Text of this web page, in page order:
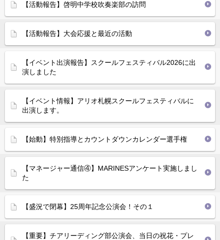
【活動報告】啓明中学校吹奏楽部の訪問
【活動報告】大会応援と最近の活動
【イベント出演報告】スクールフェスティバル2026に出
演しました
【イベント情報】アリオ札幌スクールフェスティバルに
出演します。
【始動】特別指導とカウントダウンカレンダー選手権
【マネージャー通信④】MARINESアンケート実施しまし
た
【盛況で閉幕】25周年記念公演会！その１
【重要】チアリーディング部公演会、当日の祝花・プレ